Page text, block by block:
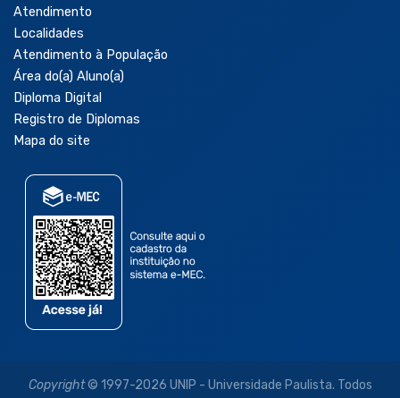
Atendimento
Localidades
Atendimento à População
Área do(a) Aluno(a)
Diploma Digital
Registro de Diplomas
Mapa do site
Copyright© 1997-2026 UNIP - Universidade Paulista. Todos